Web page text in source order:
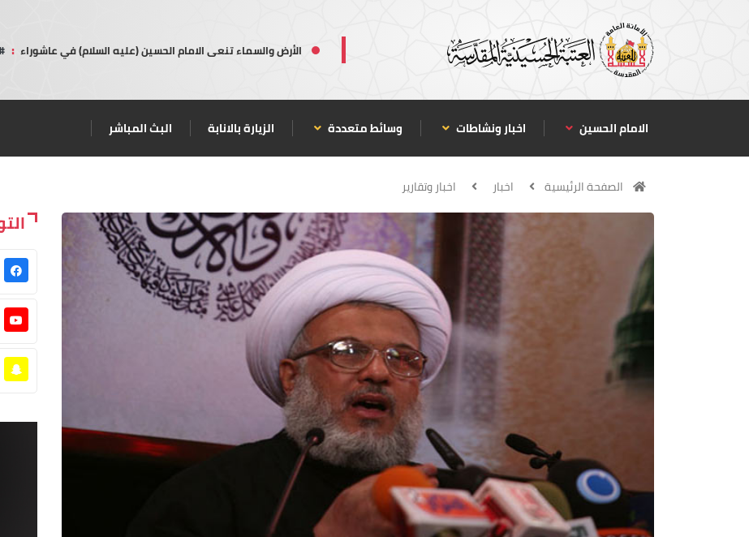
الأرض والسماء تنعى الامام الحسين (عليه السلام) في عاشوراء :
الامام الحسين اخبار ونشاطات وسائط متعددة الزيارة بالانابة البث المباشر
الصفحة الرئيسية اخبار اخبار وتقارير